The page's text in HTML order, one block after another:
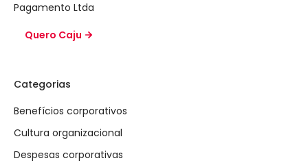
Pagamento Ltda
Quero Caju
Categorias
Benefícios corporativos
Cultura organizacional
Despesas corporativas